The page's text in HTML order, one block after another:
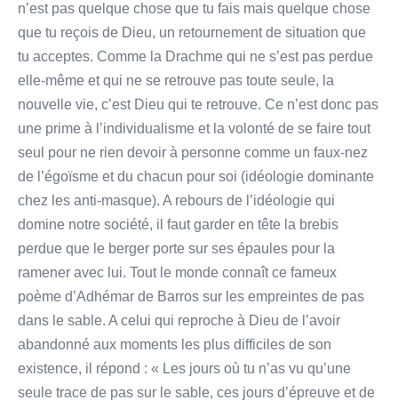
n’est pas quelque chose que tu fais mais quelque chose
que tu reçois de Dieu, un retournement de situation que
tu acceptes. Comme la Drachme qui ne s’est pas perdue
elle-même et qui ne se retrouve pas toute seule, la
nouvelle vie, c’est Dieu qui te retrouve. Ce n’est donc pas
une prime à l’individualisme et la volonté de se faire tout
seul pour ne rien devoir à personne comme un faux-nez
de l’égoïsme et du chacun pour soi (idéologie dominante
chez les anti-masque). A rebours de l’idéologie qui
domine notre société, il faut garder en tête la brebis
perdue que le berger porte sur ses épaules pour la
ramener avec lui. Tout le monde connaît ce fameux
poème d’Adhémar de Barros sur les empreintes de pas
dans le sable. A celui qui reproche à Dieu de l’avoir
abandonné aux moments les plus difficiles de son
existence, il répond : « Les jours où tu n’as vu qu’une
seule trace de pas sur le sable, ces jours d’épreuve et de